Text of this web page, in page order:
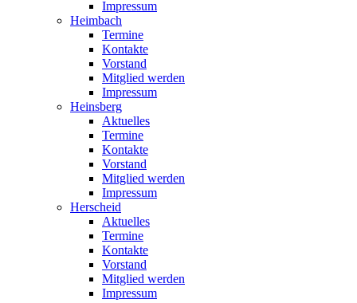
Impressum
Heimbach
Termine
Kontakte
Vorstand
Mitglied werden
Impressum
Heinsberg
Aktuelles
Termine
Kontakte
Vorstand
Mitglied werden
Impressum
Herscheid
Aktuelles
Termine
Kontakte
Vorstand
Mitglied werden
Impressum